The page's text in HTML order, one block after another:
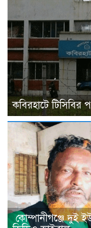
কবিরহাটে
কোম্পানীগঞ্জে দুই